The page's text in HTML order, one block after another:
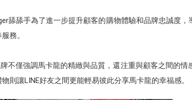
舔舔手為了進一步提升顧客的購物體驗和品牌忠誠度，
務。
不僅強調馬卡龍的精緻與品質，還注重與顧客之間的情
則讓LINE好友之間更能輕易彼此分享馬卡龍的幸福感。